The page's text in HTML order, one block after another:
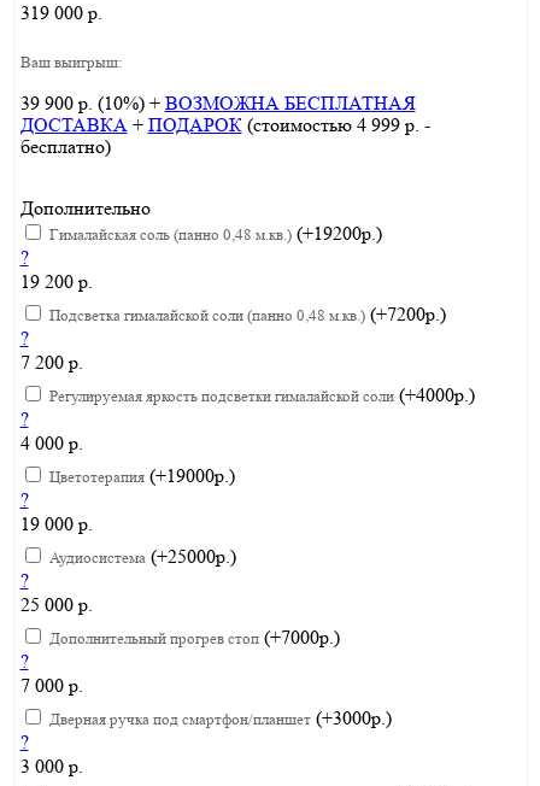
319 000 р.
Ваш выигрыш:
39 900 р. (10%) + ВОЗМОЖНА БЕСПЛАТНАЯ
ДОСТАВКА+ ПОДАРОК(стоимостью 4 999 р. -
бесплатно)
Дополнительно
Гималайская соль (панно 0,48 м.кв.)(+19200р.)
?
19 200 р.
Подсветка гималайской соли (панно 0,48 м.кв.)(+7200р.)
?
7 200 р.
Регулируемая яркость подсветки гималайской соли(+4000р.)
?
4 000 р.
Цветотерапия(+19000р.)
?
19 000 р.
Аудиосистема(+25000р.)
?
25 000 р.
Дополнительный прогрев стоп(+7000р.)
?
7 000 р.
Дверная ручка под смартфон/планшет(+3000р.)
?
3 000 р.